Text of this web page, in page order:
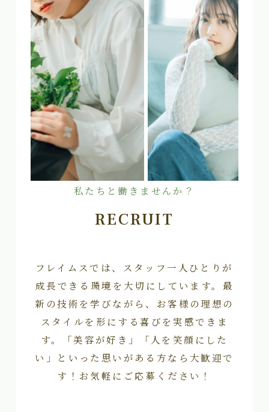
私たちと働きませんか？
RECRUIT
フレイムスでは、スタッフ一人ひとりが
成長できる環境を大切にしています。最
新の技術を学びながら、お客様の理想の
スタイルを形にする喜びを実感できま
す。「美容が好き」「人を笑顔にした
い」といった思いがある方なら大歓迎で
す！お気軽にご応募ください！